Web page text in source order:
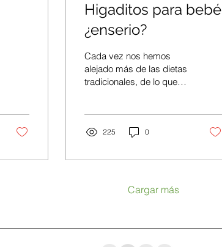
Higaditos para bebé
¿enserio?
Cada vez nos hemos
alejado más de las dietas
tradicionales, de lo que
225 0
Cargar más